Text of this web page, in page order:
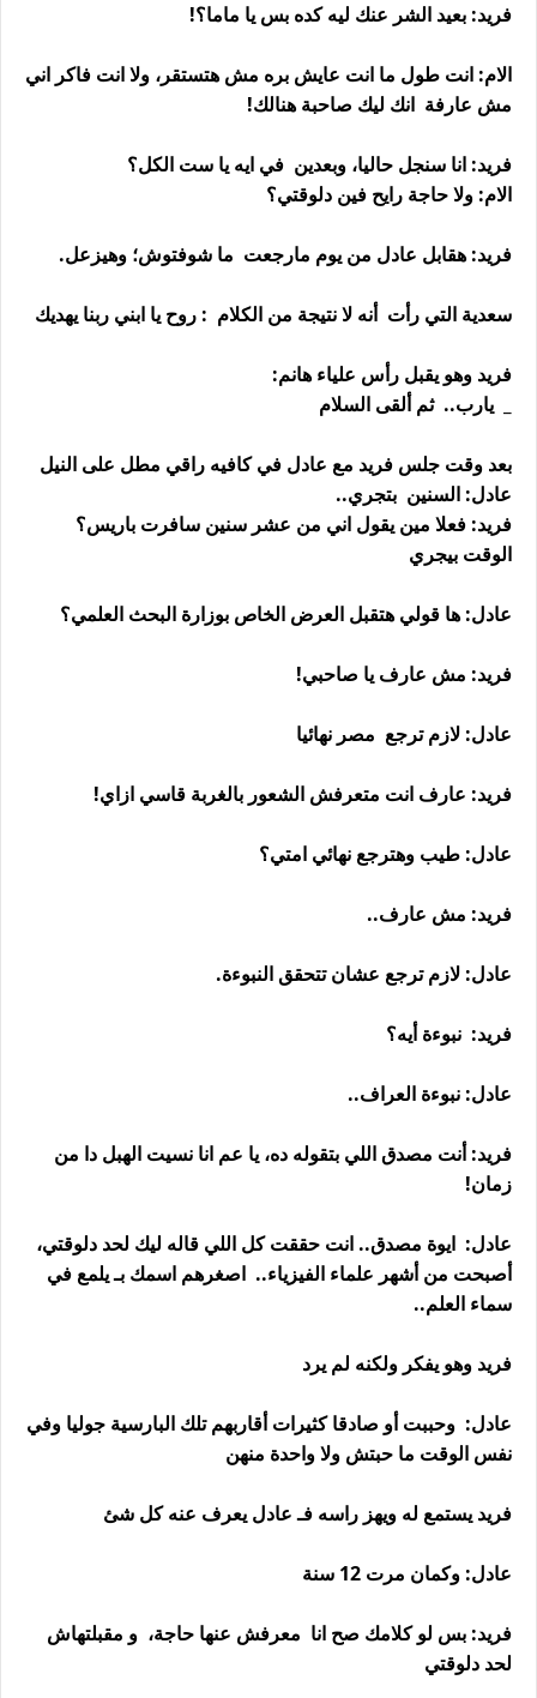
فريد: بعيد الشر عنك ليه كده بس يا ماما؟!
الام: انت طول ما انت عايش بره مش هتستقر، ولا انت فاكر اني
مش عارفة انك ليك صاحبة هنالك!
فريد: انا سنجل حاليا، وبعدين في ايه يا ست الكل؟
الام: ولا حاجة رايح فين دلوقتي؟
فريد: هقابل عادل من يوم مارجعت ما شوفتوش؛ وهيزعل.
سعدية التي رأت أنه لا نتيجة من الكلام : روح يا ابني ربنا يهديك
فريد وهو يقبل رأس علياء هانم:
_ يارب.. ثم ألقى السلام
بعد وقت جلس فريد مع عادل في كافيه راقي مطل على النيل
عادل: السنين بتجري..
فريد: فعلا مين يقول اني من عشر سنين سافرت باريس؟
الوقت بيجري
عادل: ها قولي هتقبل العرض الخاص بوزارة البحث العلمي؟
فريد: مش عارف يا صاحبي!
عادل: لازم ترجع مصر نهائيا
فريد: عارف انت متعرفش الشعور بالغربة قاسي ازاي!
عادل: طيب وهترجع نهائي امتي؟
فريد: مش عارف..
عادل: لازم ترجع عشان تتحقق النبوءة.
فريد: نبوءة أيه؟
عادل: نبوءة العراف..
فريد: أنت مصدق اللي بتقوله ده، يا عم انا نسيت الهبل دا من
زمان!
عادل: ايوة مصدق.. انت حققت كل اللي قاله ليك لحد دلوقتي،
أصبحت من أشهر علماء الفيزياء.. اصغرهم اسمك بـ يلمع في
سماء العلم..
فريد وهو يفكر ولكنه لم يرد
عادل: وحببت أو صادقا كثيرات أقاربهم تلك البارسية جوليا وفي
نفس الوقت ما حبتش ولا واحدة منهن
فريد يستمع له ويهز راسه فـ عادل يعرف عنه كل شئ
عادل: وكمان مرت 12 سنة
فريد: بس لو كلامك صح انا معرفش عنها حاجة، و مقبلتهاش
لحد دلوقتي